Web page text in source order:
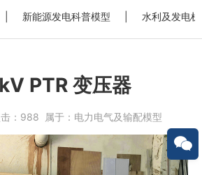
新能源发电科普模型 水利及发电
PTR 变压器
： 988 属于： 电力电气及输配模型